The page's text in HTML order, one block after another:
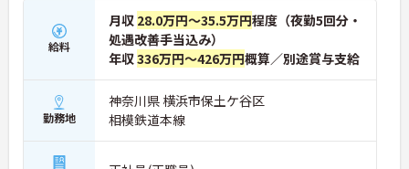
しないため、生活リズムを整えながら健康的に働き
続けることができます
・完全週休2日制（曜日固定）を採用していること
により、先々の予定が立てやすくプライベートの時
【専門資格を活かした収入アップと明確なキャリア
形成が期待できます】
・資格手当が支給されるほか、年2回の評価面談で
給料
月収 28.0万円～35.5万円程度（夜勤5回分・
処遇改善手当込み）
年収336万円～426万円概算／別途賞与支給
勤務地
神奈川県 横浜市保土ケ谷区
相模鉄道本線